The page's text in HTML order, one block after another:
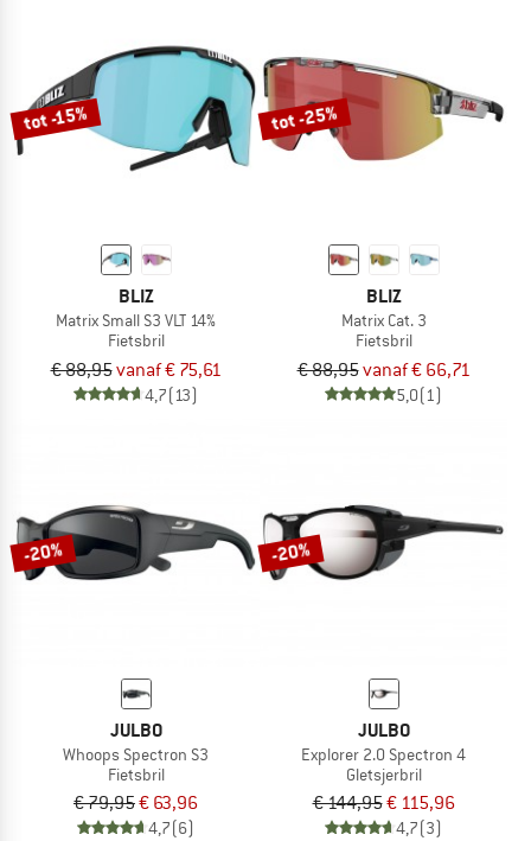
tot -15%
BLIZ
Matrix Small S3 VLT 14%
Fietsbril
€ 88,95vanaf € 75,61
4,7(13)
tot -25%
BLIZ
Matrix Cat. 3
Fietsbril
€ 88,95vanaf € 66,71
5,0(1)
-20%
JULBO
Whoops Spectron S3
Fietsbril
€ 79,95€ 63,96
4,7(6)
-20%
JULBO
Explorer 2.0 Spectron 4
Gletsjerbril
€ 144,95€ 115,96
4,7(3)